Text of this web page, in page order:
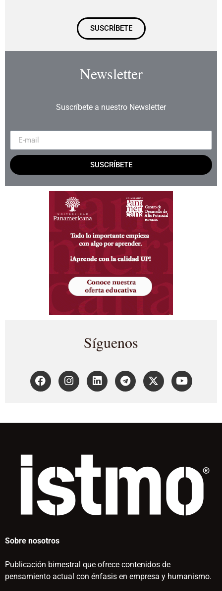
SUSCRÍBETE
Newsletter
Suscríbete a nuestro Newsletter
SUSCRÍBETE
Síguenos
Sobre nosotros
Publicación bimestral que ofrece contenidos de
pensamiento actual con énfasis en empresa y humanismo.